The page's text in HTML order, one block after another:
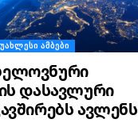
ᲣᲐᲮᲚᲔᲡᲘ ᲐᲛᲑᲔᲑᲘ
დასავლური
ავლენს